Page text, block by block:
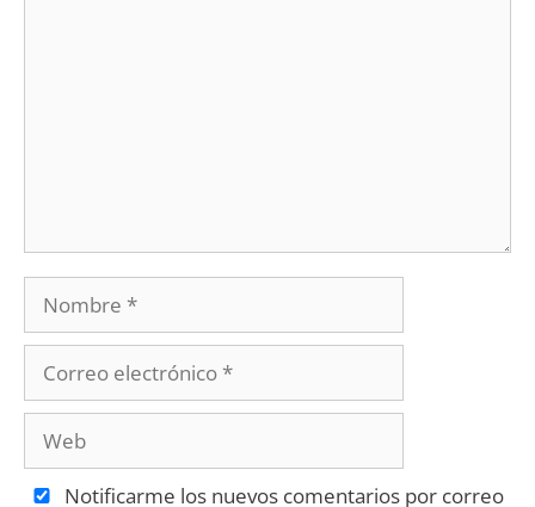
Notificarme los nuevos comentarios por correo